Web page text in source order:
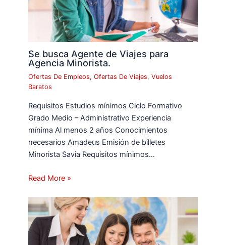
Se busca Agente de Viajes para
Agencia Minorista.
Ofertas De Empleos,Ofertas De Viajes,Vuelos
Baratos
Requisitos Estudios mínimos Ciclo Formativo
Grado Medio – Administrativo Experiencia
mínima Al menos 2 años Conocimientos
necesarios Amadeus Emisión de billetes
Minorista Savia Requisitos mínimos…
Read More »